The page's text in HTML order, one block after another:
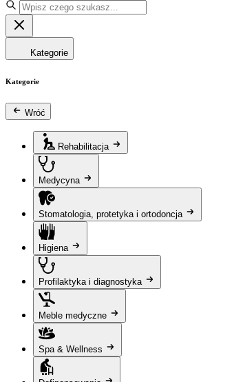
Kategorie
Kategorie
Wróć
Rehabilitacja
Medycyna
Stomatologia, protetyka i ortodoncja
Higiena
Profilaktyka i diagnostyka
Meble medyczne
Spa & Wellness